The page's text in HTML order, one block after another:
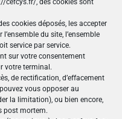
cefcys.fr/, des cookies sont
cookies déposés, les accepter
du site, l’ensemble
service par service.
sur votre consentement
votre terminal.
de rectification, d’effacement
vous opposer au
la limitation), ou bien encore,
post mortem.